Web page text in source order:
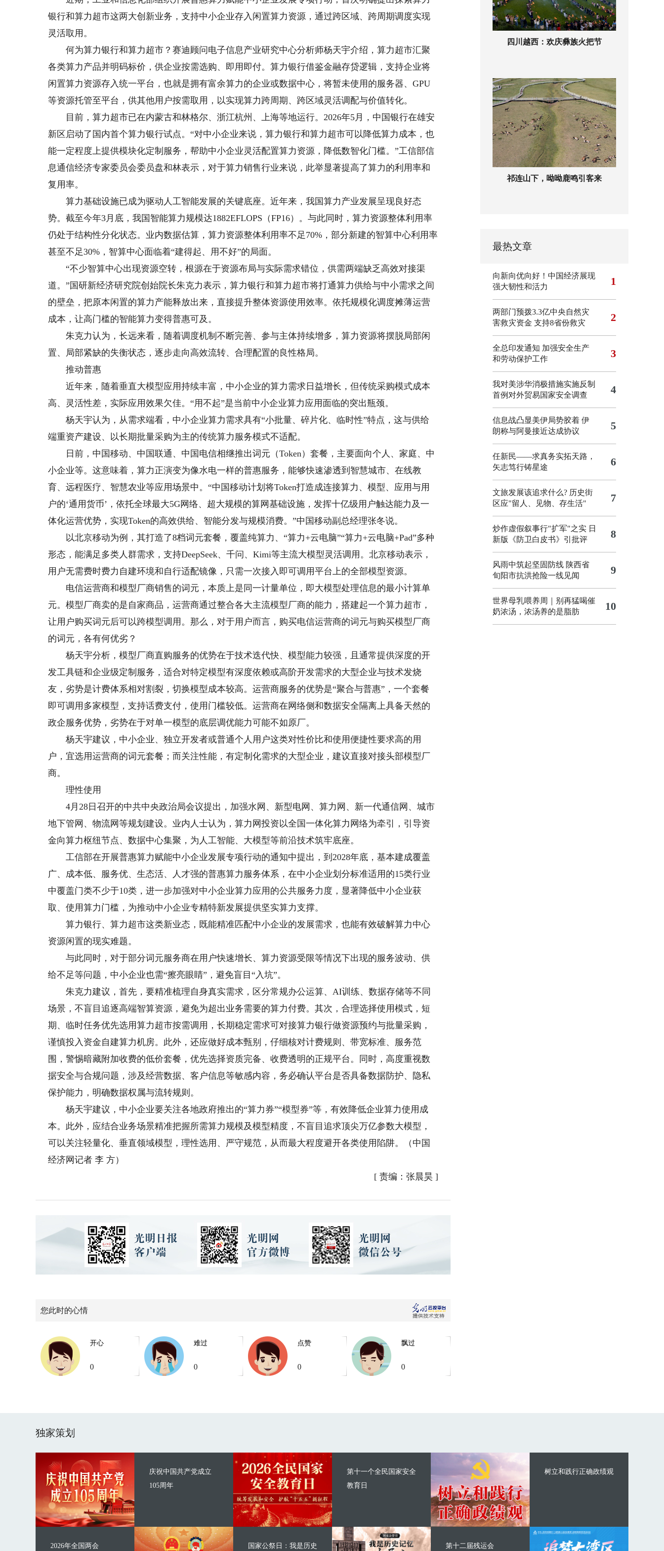
银行和算力超市这两大创新业务，支持中小企业存入闲置算力资源，通过跨区域、跨周期调度实现
灵活取用。
何为算力银行和算力超市？赛迪顾问电子信息产业研究中心分析师杨天宇介绍，算力超市汇聚
各类算力产品并明码标价，供企业按需选购、即用即付。算力银行借鉴金融存贷逻辑，支持企业将
闲置算力资源存入统一平台，也就是拥有富余算力的企业或数据中心，将暂未使用的服务器、GPU
等资源托管至平台，供其他用户按需取用，以实现算力跨周期、跨区域灵活调配与价值转化。
目前，算力超市已在内蒙古和林格尔、浙江杭州、上海等地运行。2026年5月，中国银行在雄安
新区启动了国内首个算力银行试点。“对中小企业来说，算力银行和算力超市可以降低算力成本，也
能一定程度上提供模块化定制服务，帮助中小企业灵活配置算力资源，降低数智化门槛。”工信部信
息通信经济专家委员会委员盘和林表示，对于算力销售行业来说，此举显著提高了算力的利用率和
复用率。
算力基础设施已成为驱动人工智能发展的关键底座。近年来，我国算力产业发展呈现良好态
势。截至今年3月底，我国智能算力规模达1882EFLOPS（FP16）。与此同时，算力资源整体利用率
仍处于结构性分化状态。业内数据估算，算力资源整体利用率不足70%，部分新建的智算中心利用率
甚至不足30%，智算中心面临着“建得起、用不好”的局面。
“不少智算中心出现资源空转，根源在于资源布局与实际需求错位，供需两端缺乏高效对接渠
道。”国研新经济研究院创始院长朱克力表示，算力银行和算力超市将打通算力供给与中小需求之间
的壁垒，把原本闲置的算力产能释放出来，直接提升整体资源使用效率。依托规模化调度摊薄运营
成本，让高门槛的智能算力变得普惠可及。
朱克力认为，长远来看，随着调度机制不断完善、参与主体持续增多，算力资源将摆脱局部闲
置、局部紧缺的失衡状态，逐步走向高效流转、合理配置的良性格局。
推动普惠
近年来，随着垂直大模型应用持续丰富，中小企业的算力需求日益增长，但传统采购模式成本
高、灵活性差，实际应用效果欠佳。“用不起”是当前中小企业算力应用面临的突出瓶颈。
杨天宇认为，从需求端看，中小企业算力需求具有“小批量、碎片化、临时性”特点，这与供给
端重资产建设、以长期批量采购为主的传统算力服务模式不适配。
日前，中国移动、中国联通、中国电信相继推出词元（Token）套餐，主要面向个人、家庭、中
小企业等。这意味着，算力正演变为像水电一样的普惠服务，能够快速渗透到智慧城市、在线教
育、远程医疗、智慧农业等应用场景中。“中国移动计划将Token打造成连接算力、模型、应用与用
户的‘通用货币’，依托全球最大5G网络、超大规模的算网基础设施，发挥十亿级用户触达能力及一
体化运营优势，实现Token的高效供给、智能分发与规模消费。”中国移动副总经理张冬说。
以北京移动为例，其打造了8档词元套餐，覆盖纯算力、“算力+云电脑”“算力+云电脑+Pad”多种
形态，能满足多类人群需求，支持DeepSeek、千问、Kimi等主流大模型灵活调用。北京移动表示，
用户无需费时费力自建环境和自行适配镜像，只需一次接入即可调用平台上的全部模型资源。
电信运营商和模型厂商销售的词元，本质上是同一计量单位，即大模型处理信息的最小计算单
元。模型厂商卖的是自家商品，运营商通过整合各大主流模型厂商的能力，搭建起一个算力超市，
让用户购买词元后可以跨模型调用。那么，对于用户而言，购买电信运营商的词元与购买模型厂商
的词元，各有何优劣？
杨天宇分析，模型厂商直购服务的优势在于技术迭代快、模型能力较强，且通常提供深度的开
发工具链和企业级定制服务，适合对特定模型有深度依赖或高阶开发需求的大型企业与技术发烧
友，劣势是计费体系相对割裂，切换模型成本较高。运营商服务的优势是“聚合与普惠”，一个套餐
即可调用多家模型，支持话费支付，使用门槛较低。运营商在网络侧和数据安全隔离上具备天然的
政企服务优势，劣势在于对单一模型的底层调优能力可能不如原厂。
杨天宇建议，中小企业、独立开发者或普通个人用户这类对性价比和使用便捷性要求高的用
户，宜选用运营商的词元套餐；而关注性能，有定制化需求的大型企业，建议直接对接头部模型厂
商。
理性使用
4月28日召开的中共中央政治局会议提出，加强水网、新型电网、算力网、新一代通信网、城市
地下管网、物流网等规划建设。业内人士认为，算力网投资以全国一体化算力网络为牵引，引导资
金向算力枢纽节点、数据中心集聚，为人工智能、大模型等前沿技术筑牢底座。
工信部在开展普惠算力赋能中小企业发展专项行动的通知中提出，到2028年底，基本建成覆盖
广、成本低、服务优、生态活、人才强的普惠算力服务体系，在中小企业划分标准适用的15类行业
中覆盖门类不少于10类，进一步加强对中小企业算力应用的公共服务力度，显著降低中小企业获
取、使用算力门槛，为推动中小企业专精特新发展提供坚实算力支撑。
算力银行、算力超市这类新业态，既能精准匹配中小企业的发展需求，也能有效破解算力中心
资源闲置的现实难题。
与此同时，对于部分词元服务商在用户快速增长、算力资源受限等情况下出现的服务波动、供
给不足等问题，中小企业也需“擦亮眼睛”，避免盲目“入坑”。
朱克力建议，首先，要精准梳理自身真实需求，区分常规办公运算、AI训练、数据存储等不同
场景，不盲目追逐高端智算资源，避免为超出业务需要的算力付费。其次，合理选择使用模式，短
期、临时任务优先选用算力超市按需调用，长期稳定需求可对接算力银行做资源预约与批量采购，
谨慎投入资金自建算力机房。此外，还应做好成本甄别，仔细核对计费规则、带宽标准、服务范
围，警惕暗藏附加收费的低价套餐，优先选择资质完备、收费透明的正规平台。同时，高度重视数
据安全与合规问题，涉及经营数据、客户信息等敏感内容，务必确认平台是否具备数据防护、隐私
保护能力，明确数据权属与流转规则。
杨天宇建议，中小企业要关注各地政府推出的“算力券”“模型券”等，有效降低企业算力使用成
本。此外，应结合业务场景精准把握所需算力规模及模型精度，不盲目追求顶尖万亿参数大模型，
可以关注轻量化、垂直领域模型，理性选用、严守规范，从而最大程度避开各类使用陷阱。（中国
经济网记者 李 方）
[ 责编：张晨昊 ]
您此时的心情
开心
0
难过
0
点赞
0
飘过
0
四川越西：欢庆彝族火把节
祁连山下，呦呦鹿鸣引客来
最热文章
向新向优向好！中国经济展现
强大韧性和活力
1
两部门预拨3.3亿中央自然灾
害救灾资金 支持8省份救灾
2
全总印发通知 加强安全生产
和劳动保护工作
3
我对美涉华消极措施实施反制
首例对外贸易国家安全调查
4
信息战凸显美伊局势胶着 伊
朗称与阿曼接近达成协议
5
任新民——求真务实拓天路，
矢志笃行铸星途
6
文旅发展该追求什么? 历史街
区应"留人、见物、存生活"
7
炒作虚假叙事行"扩军"之实 日
新版《防卫白皮书》引批评
8
风雨中筑起坚固防线 陕西省
旬阳市抗洪抢险一线见闻
9
世界母乳喂养周｜别再猛喝催
奶浓汤，浓汤养的是脂肪
10
独家策划
庆祝中国共产党成立
105周年
2026年全国两会
第十一个全民国家安全
教育日
国家公祭日：我是历史
树立和践行正确政绩观
第十二届残运会